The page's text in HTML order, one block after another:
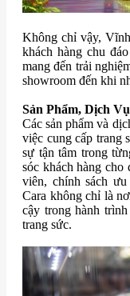
Không chỉ vậy,
khách hàng chu
mang đến trải
showroom đến khi
Sản Phẩm, Dịch
Các sản phẩm và
việc cung cấp trang
sự tận tâm trong
sóc khách hàng cho
viên, chính sách
Cara không chỉ là
cậy trong hành
trang sức.